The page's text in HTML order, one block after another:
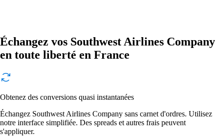
Échangez vos Southwest Airlines Company
en toute liberté en France
Obtenez des conversions quasi instantanées
Échangez Southwest Airlines Company sans carnet d'ordres. Utilisez
notre interface simplifiée. Des spreads et autres frais peuvent
s'appliquer.